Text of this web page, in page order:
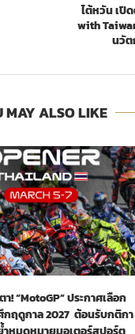
ไต้หวัน เปิ
with
นวัต
MAY ALSO LIKE
! “MotoGP” ประกาศเลือก
กฤดูกาล 2027 ต้อนรับกติกา